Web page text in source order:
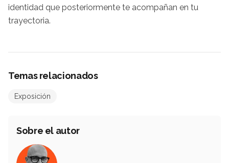
identidad que posteriormente te acompañan en tu
trayectoria.
Temas relacionados
Exposición
Sobre el autor